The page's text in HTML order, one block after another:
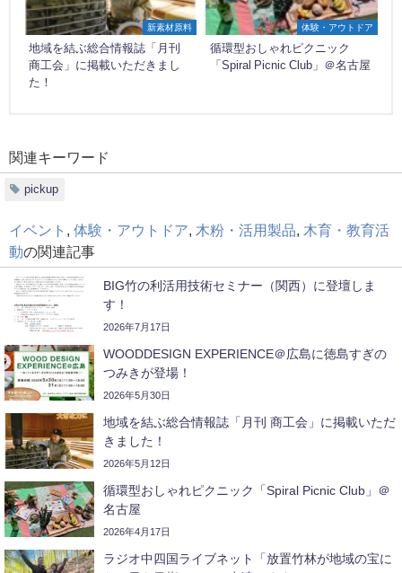
新素材原料
地域を結ぶ総合情報誌「月刊
商工会」に掲載いただきまし
た！
体験・アウトドア
循環型おしゃれピクニック
「Spiral Picnic Club」＠名古屋
関連キーワード
pickup
イベント , 体験・アウトドア, 木粉・活用製品, 木育・教育活
動の関連記事
BIG竹の利活用技術セミナー（関西）に登壇しま
す！
2026年7月17日
WOODDESIGN EXPERIENCE＠広島に徳島すぎの
つみきが登場！
2026年5月30日
地域を結ぶ総合情報誌「月刊 商工会」に掲載いただ
きました！
2026年5月12日
循環型おしゃれピクニック「Spiral Picnic Club」＠
名古屋
2026年4月17日
ラジオ中四国ライブネット「放置竹林が地域の宝に